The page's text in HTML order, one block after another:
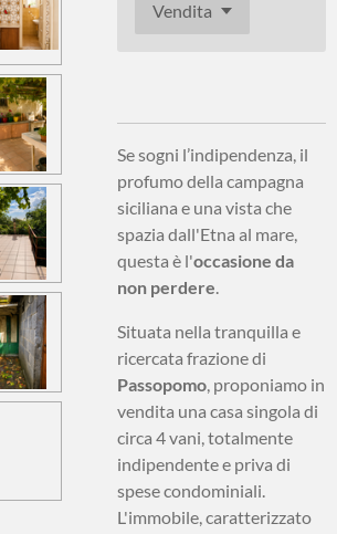
Se sogni l’indipendenza, il
profumo della campagna
siciliana e una vista che
spazia dall'Etna al mare,
questa è l'occasione da
non perdere.
Situata nella tranquilla e
ricercata frazione di
Passopomo, proponiamo in
vendita una casa singola di
circa 4 vani, totalmente
indipendente e priva di
spese condominiali.
L'immobile, caratterizzato